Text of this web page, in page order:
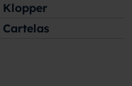
Klopper
Cartelas